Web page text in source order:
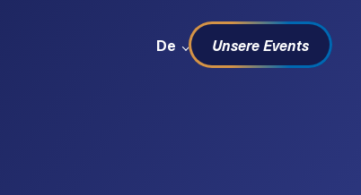
Sprachwechsel
De Unsere Events